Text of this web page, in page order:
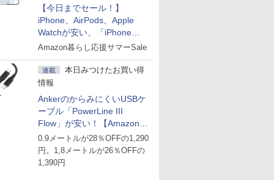
【今日までセール！】
iPhone、AirPods、Apple
Watchが安い、「iPhone
Air」256GB版が139,800円な
Amazon暮らし応援サマーSale
連載
本日みつけたお買い得
情報
AnkerのからみにくいUSBケ
ーブル「PowerLine III
Flow」が安い！【Amazon暮
らし応援サマーSale】
0.9メートルが28％OFFの1,290
円。1,8メートルが26％OFFの
1,390円